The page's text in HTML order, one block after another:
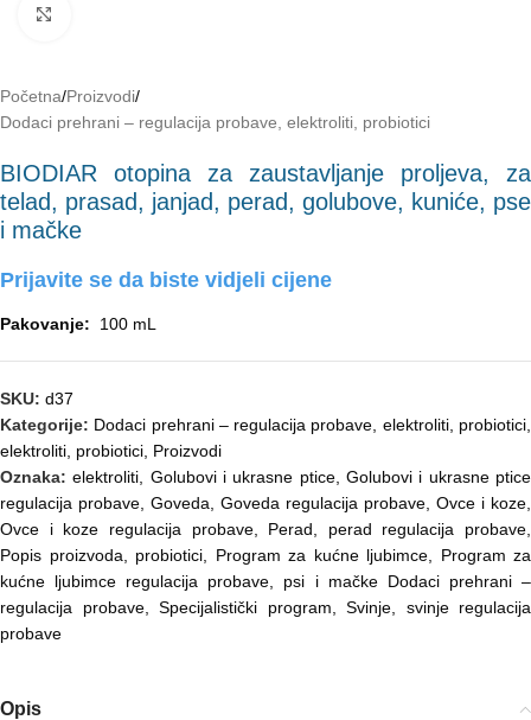
Početna/Proizvodi/
Dodaci prehrani – regulacija probave, elektroliti, probiotici
BIODIAR otopina za zaustavljanje proljeva, za
telad, prasad, janjad, perad, golubove, kuniće, pse
i mačke
Prijavite se da biste vidjeli cijene
Pakovanje: 100 mL
SKU: d37
Kategorije: Dodaci prehrani – regulacija probave, elektroliti, probiotici
elektroliti probiotici Proizvodi
Oznaka: elektroliti Golubovi i ukrasne ptice, Golubovi i ukrasne ptice
regulacija probave Goveda Goveda regulacija probave Ovce i koze
Ovce i koze regulacija probave, Perad perad regulacija probave
Popis proizvoda
probiotici Program za kućne ljubimce
Program za
kućne ljubimce regulacija probave
psi i mačke Dodaci prehrani –
regulacija probave, Specijalistički program Svinje
svinje regulacija
probave
Opis